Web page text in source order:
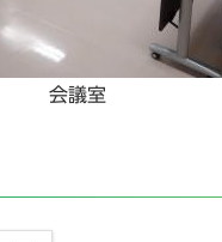
会議室